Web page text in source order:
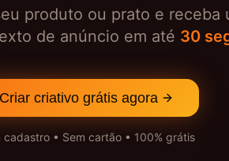
produto ou prato e receba
de anúncio em até 30
Criar criativo grátis agora
cadastro • Sem cartão • 100% grátis